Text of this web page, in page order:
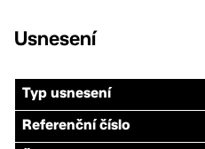
Usnesení
Typ usnesení
Referenční číslo